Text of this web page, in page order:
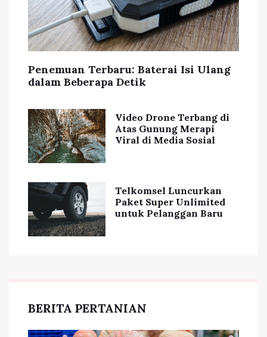
Penemuan Terbaru: Baterai Isi Ulang
dalam Beberapa Detik
Video Drone Terbang di
Atas Gunung Merapi
Viral di Media Sosial
Telkomsel Luncurkan
Paket Super Unlimited
untuk Pelanggan Baru
BERITA PERTANIAN